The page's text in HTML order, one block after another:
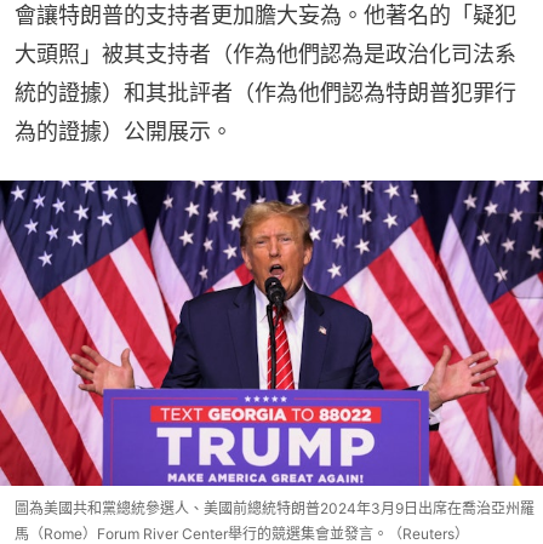
會讓特朗普的支持者更加膽大妄為。他著名的「疑犯
大頭照」被其支持者（作為他們認為是政治化司法系
統的證據）和其批評者（作為他們認為特朗普犯罪行
為的證據）公開展示。
圖為美國共和黨總統參選人、美國前總統特朗普2024年3月9日出席在喬治亞州羅
馬（Rome）Forum River Center舉行的競選集會並發言。（Reuters）